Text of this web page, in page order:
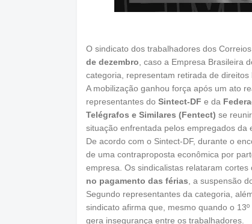
O sindicato dos trabalhadores dos
de dezembro , caso a Empresa Brasileira
categoria, representam retirada de direitos
A mobilização ganhou força após um ato
representantes do Sintect-DF e da
Telégrafos e Similares (Fentect) se
situação enfrentada pelos empregados da
De acordo com o Sintect-DF, durante o
de uma contraproposta econômica por
empresa. Os sindicalistas relataram
no pagamento das férias , a suspensão
Segundo representantes da categoria,
sindicato afirma que, mesmo quando o
gera insegurança entre os trabalhadores.